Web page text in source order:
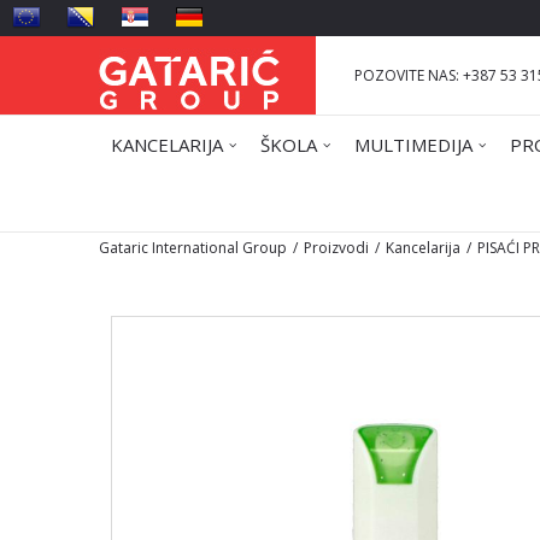
POZOVITE NAS: +387 53
KANCELARIJA ŠKOLA MULTIMEDIJA
Gataric International Group Proizvodi Kancelarija PISAĆI